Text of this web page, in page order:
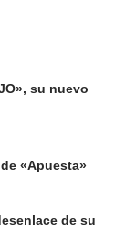
su nuevo
«Apuesta»
de su